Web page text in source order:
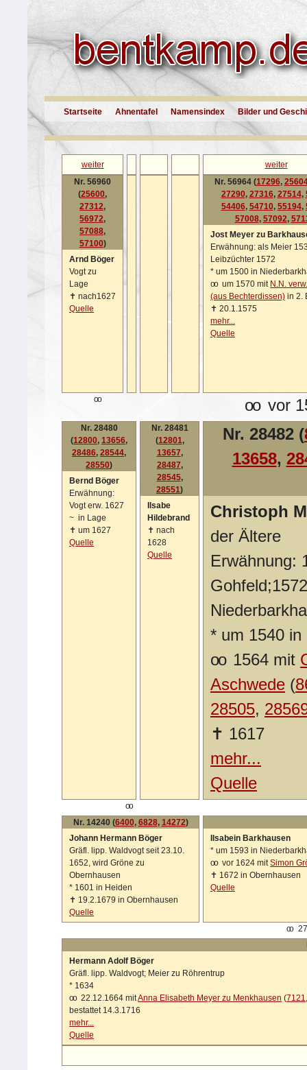
Startseite Ahnentafel Namensindex Bilder und
weiter
weiter
Nr. 56960
(25600,
27312,
56972,
57088,
57100)
Arnd Böger
Vogt zu
Lage
✝ nach1627
Quelle
Nr. 56964 (17296,
27290, 27316, 27514,
54406, 54710, 55194,
57008, 57092,
Jost Meyer zu
Erwähnung: als Meier
Leibzüchter 1572
* um 1500 in
oo um 1570 mit N.N.
(aus Bechterdissen) in 2.
✝ 20.1.1575
mehr...
Quelle
oo oo vor
Nr. 28480
(12800, 13656,
28486, 28544,
28550)
Bernd Böger
Erwähnung:
Vogt erw. 1627
~ in Lage
✝ um 1627
Quelle
Nr. 28481
(12801,
13657,
28487,
28545,
28551)
Ilsabe
Hildebrand
✝ nach
1628
Quelle
Nr. 28482 (
13658,
Christoph
der Ältere
Erwähnung:
* um 1540 in
oo 1564 mit
Aschwede (
28505,
✝ 1617
mehr...
Quelle
oo
Nr. 14240 (6400, 6828, 14272)
Johann Hermann Böger
Gräfl. lipp. Waldvogt seit 23.10.
1652, wird Gröne zu
Obernhausen
* 1601 in Heiden
✝ 19.2.1679 in Obernhausen
Quelle
Ilsabein Barkhausen
* um 1593 in
oo vor 1624 mitSimon
✝ 1672 in Obernhausen
Quelle
oo
Hermann Adolf Böger
Gräfl. lipp. Waldvogt; Meier zu Röhrentrup
* 1634
oo 22.12.1664 mitAnna Elisabeth Meyer zu Menkhausen (7121
bestattet 14.3.1716
mehr...
Quelle